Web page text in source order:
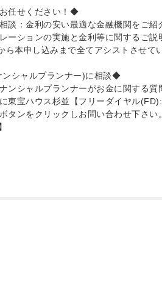
任せください！◆
談：金利の安い最適な金融機関をご
ーションの実施と金利等に関するご
ら本申し込みまで全てアシストさせて
シャルプランナー)に相談◆
ンシャルプランナーがお金に関する質
東宝ハウス杉並【フリーダイヤル
タンをクリックしお問い合わせ下さ